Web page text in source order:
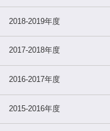
2018-2019年度
2017-2018年度
2016-2017年度
2015-2016年度